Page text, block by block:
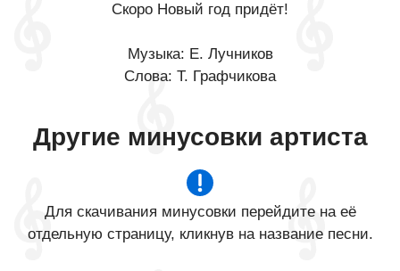
Скоро Новый год придёт!
Музыка: Е. Лучников
Слова: Т. Графчикова
Другие минусовки артиста
Для скачивания минусовки перейдите на её
отдельную страницу, кликнув на название песни.